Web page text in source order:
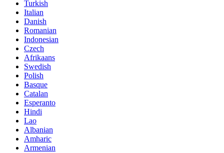
Turkish
Italian
Danish
Romanian
Indonesian
Czech
Afrikaans
Swedish
Polish
Basque
Catalan
Esperanto
Hindi
Lao
Albanian
Amharic
Armenian